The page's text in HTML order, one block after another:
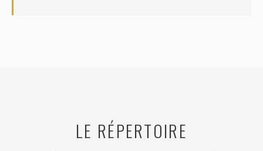
LE RÉPERTOIRE